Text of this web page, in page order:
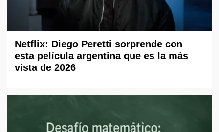
Netflix: Diego Peretti sorprende con
esta película argentina que es la más
vista de 2026